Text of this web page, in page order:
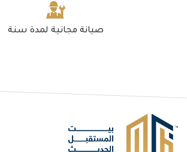
صيانة مجانية لمدة سنة